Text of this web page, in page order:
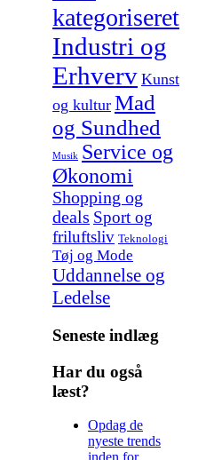
kategoriseret
Industri og
Erhverv Kunst
og kultur Mad
og Sundhed
Musik Service og
Økonomi
Shopping og
deals Sport og
friluftsliv Teknologi
Tøj og Mode
Uddannelse og
Ledelse
Seneste indlæg
Har du også
læst?
Opdag de
nyeste trends